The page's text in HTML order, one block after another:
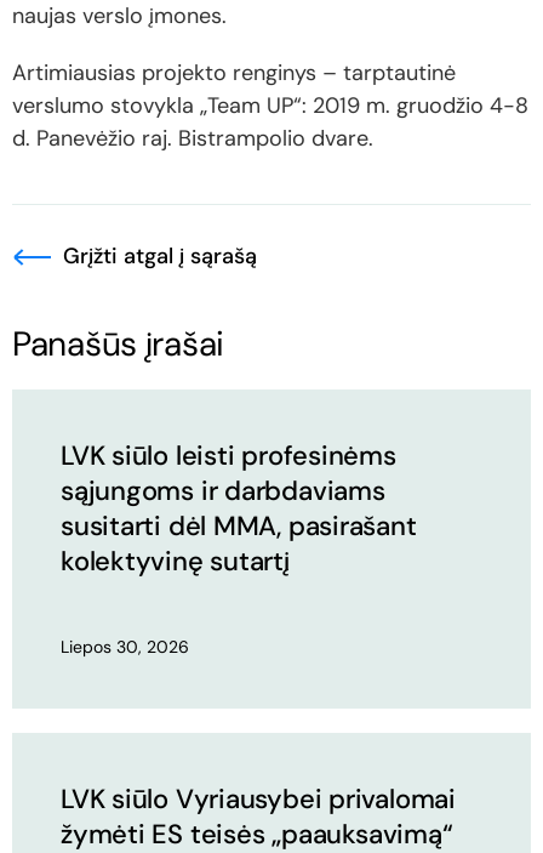
naujas verslo įmones.
Artimiausias projekto renginys – tarptautinė
verslumo stovykla „Team UP“: 2019 m. gruodžio 4-8
d. Panevėžio raj. Bistrampolio dvare.
Grįžti atgal į sąrašą
Panašūs įrašai
LVK siūlo leisti profesinėms
sąjungoms ir darbdaviams
susitarti dėl MMA, pasirašant
kolektyvinę sutartį
Liepos 30, 2026
LVK siūlo Vyriausybei privalomai
žymėti ES teisės „paauksavimą“